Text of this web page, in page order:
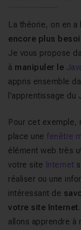
La théorie, on en a
encore plus
Je vous propose
à manipuler le
appris ensemble
l'apprentissage du
Pour cet exemple,
place une fenêtre
élément web très
votre site Internet
réaliser ou une
intéressant de
votre site Internet
allons apprendre à